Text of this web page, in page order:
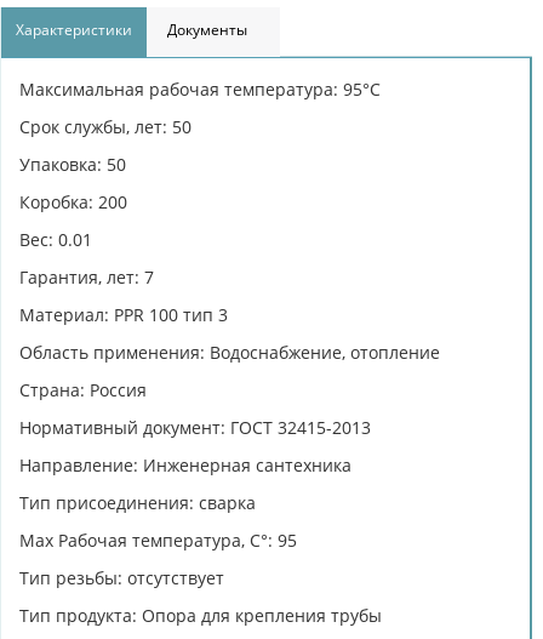
Характеристики Документы
Максимальная рабочая температура: 95°С
Срок службы, лет: 50
Упаковка: 50
Коробка: 200
Вес: 0.01
Гарантия, лет: 7
Материал: PPR 100 тип 3
Область применения: Водоснабжение, отопление
Страна: Россия
Нормативный документ: ГОСТ 32415-2013
Направление: Инженерная сантехника
Тип присоединения: сварка
Max Рабочая температура, C°: 95
Тип резьбы: отсутствует
Тип продукта: Опора для крепления трубы